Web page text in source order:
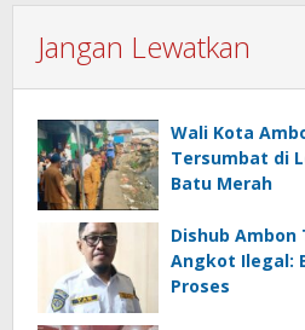
Jangan Lewatkan
Wali Kota
Tersumbat di
Batu Merah
Dishub
Angkot Ilegal:
Proses